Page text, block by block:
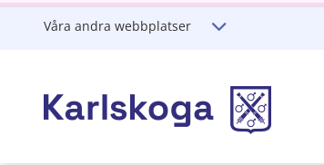
Gå till innehåll
Våra andra webbplatser